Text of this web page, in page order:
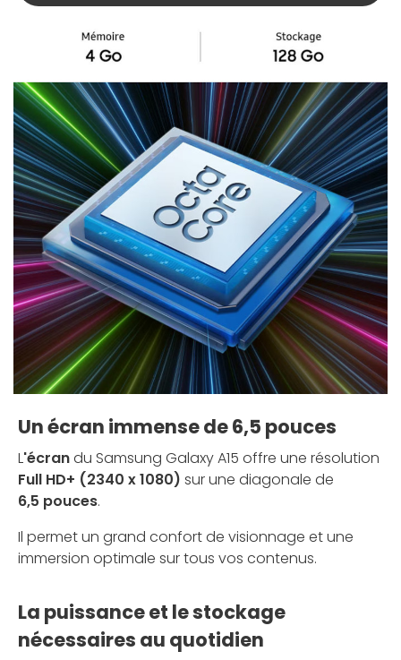
Un écran immense de 6,5 pouces
L'écrandu Samsung Galaxy A15 offre une résolution
Full HD+ (2340 x 1080) sur une diagonale de
6,5 pouces.
Il permet un grand confort de visionnage et une
immersion optimale sur tous vos contenus.
La puissance et le stockage
nécessaires au quotidien